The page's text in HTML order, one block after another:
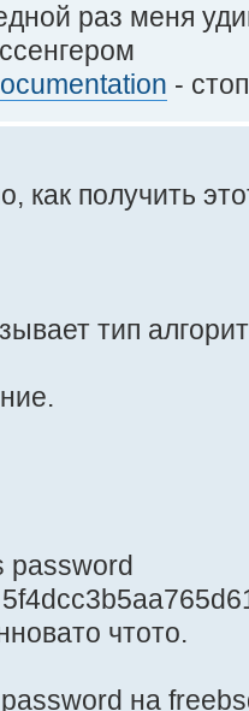
раз меня
-
как получить
тип
password
чтото.
на